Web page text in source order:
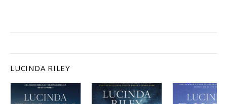
LUCINDA RILEY